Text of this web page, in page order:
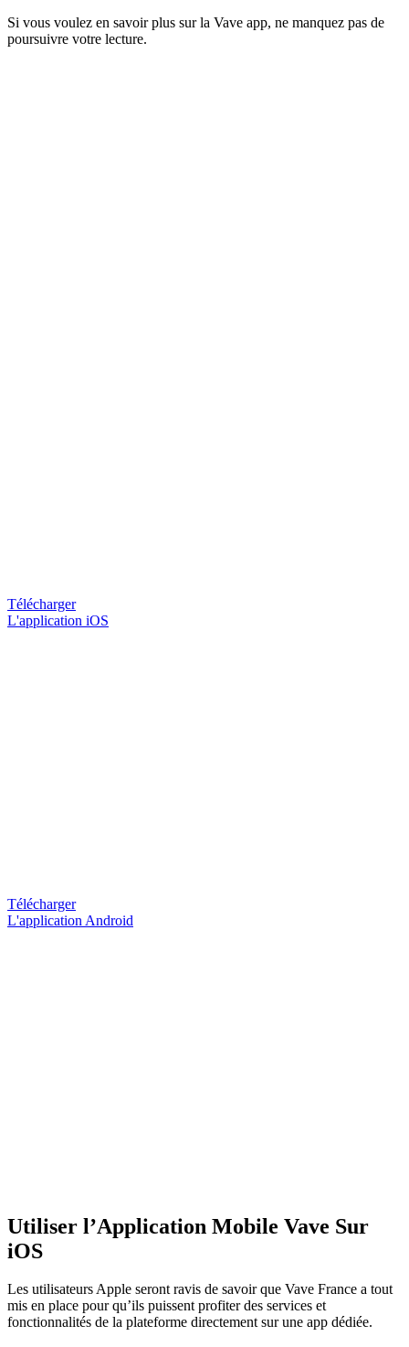
Si vous voulez en savoir plus sur la Vave app, ne manquez pas de
poursuivre votre lecture.
Télécharger
L'application iOS
Télécharger
L'application Android
Utiliser l’Application Mobile Vave Sur
iOS
Les utilisateurs Apple seront ravis de savoir que Vave France a tout
mis en place pour qu’ils puissent profiter des services et
fonctionnalités de la plateforme directement sur une app dédiée.